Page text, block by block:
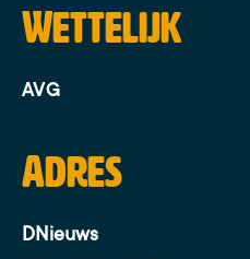
Wettelijk
AVG
Adres
DNieuws